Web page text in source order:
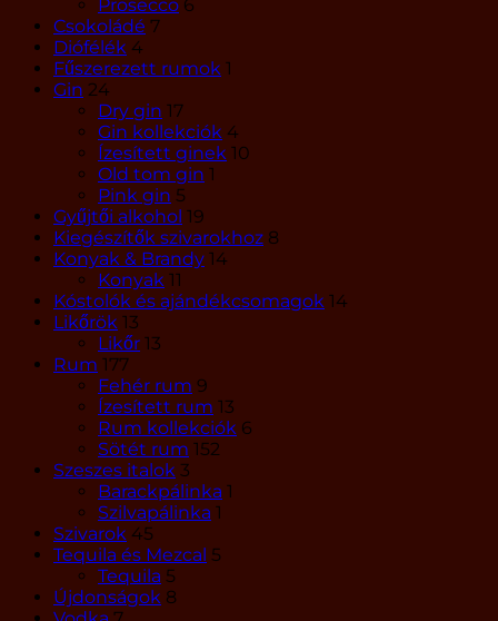
Prosecco 6
Csokoládé 7
Diófélék 4
Fűszerezett rumok 1
Gin 24
Dry gin 17
Gin kollekciók 4
Ízesített ginek 10
Old tom gin 1
Pink gin 5
Gyűjtői alkohol 19
Kiegészítők szivarokhoz 8
Konyak & Brandy 14
Konyak 11
Kóstolók és ajándékcsomagok 14
Likőrök 13
Likőr 13
Rum 177
Fehér rum 9
Ízesített rum 13
Rum kollekciók 6
Sötét rum 152
Szeszes italok 3
Barackpálinka 1
Szilvapálinka 1
Szivarok 45
Tequila és Mezcal 5
Tequila 5
Újdonságok 8